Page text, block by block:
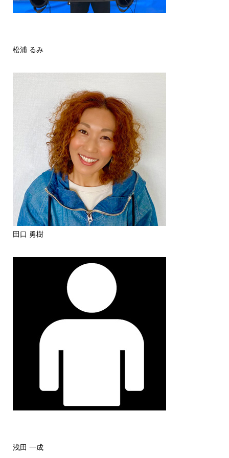
松浦 るみ
田口 勇樹
浅田 一成